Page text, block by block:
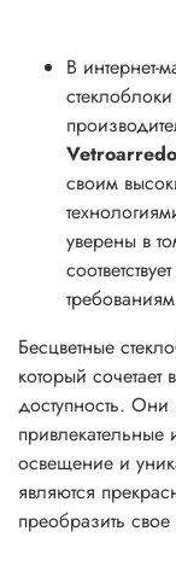
В интернет-
своим
уверены в
Бесцветные
который сочетает
доступность. Они
привлекательные
освещение и
являются
преобразить